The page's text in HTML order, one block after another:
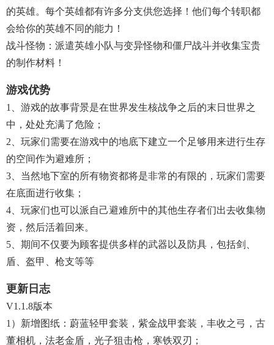
的英雄。每个英雄都有许多分支供您选择！他们每个转职都
会给你的英雄不同的能力！
战斗怪物：派遣英雄小队与变异怪物和僵尸战斗并收集宝贵
的制作材料！
游戏优势
1、游戏的故事背景是在世界发生核战争之后的末日世界之
中，处处充满了危险；
2、玩家们需要在游戏中的地底下建立一个足够用来进行生存
的空间作为避难所；
3、当然地下室的所有物资都将是非常的有限的，玩家们需要
在底面进行收集；
4、玩家们也可以派自己避难所中的其他生存者们出去收集物
资，然后活着回来。
5、期间不仅要为顾客提供多样的武器以及防具，包括剑、
盾、盔甲、枪支等等
更新日志
V1.1.8版本
1）新增图纸：蔚蓝轻甲套装，紫金战甲套装，丰收之弓，古
董相机，法老金盾，光子狙击枪，寒铁双刃；